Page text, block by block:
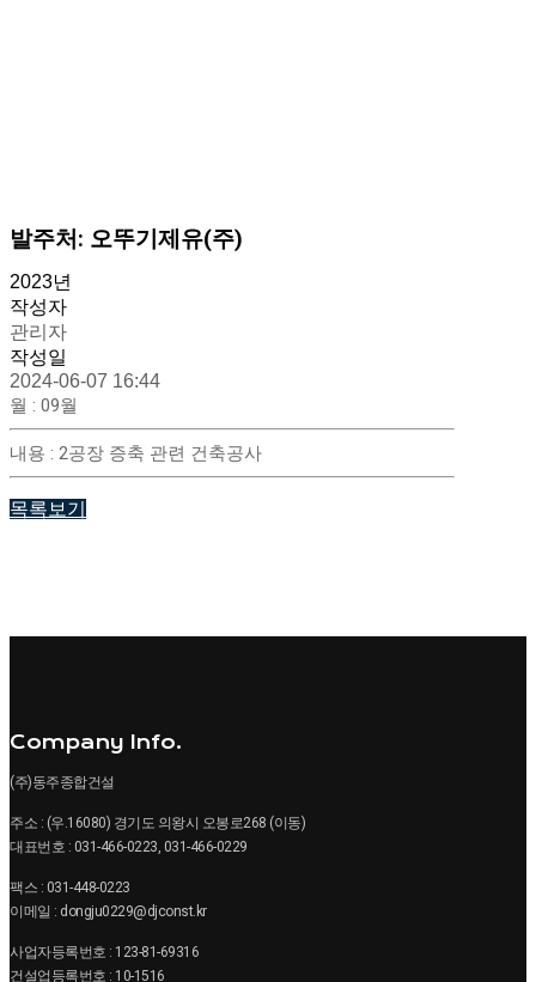
발주처: 오뚜기제유(주)
2023년
작성자
관리자
작성일
2024-06-07 16:44
월 : 09월
내용 : 2공장 증축 관련 건축공사
목록보기
Company Info.
(주)동주종합건설
주소 : (우.16080) 경기도 의왕시 오봉로268 (이동)
대표번호 : 031-466-0223, 031-466-0229
팩스 : 031-448-0223
이메일 : dongju0229@djconst.kr
사업자등록번호 : 123-81-69316
건설업등록번호 : 10-1516